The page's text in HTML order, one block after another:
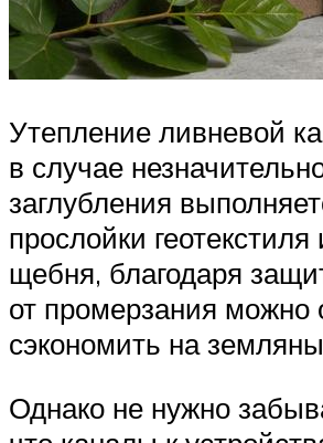
Утепление ливневой
в случае
заглубления
прослойки геотекстиля
щебня, благодаря
от промерзания
сэкономить на
Однако не нужно